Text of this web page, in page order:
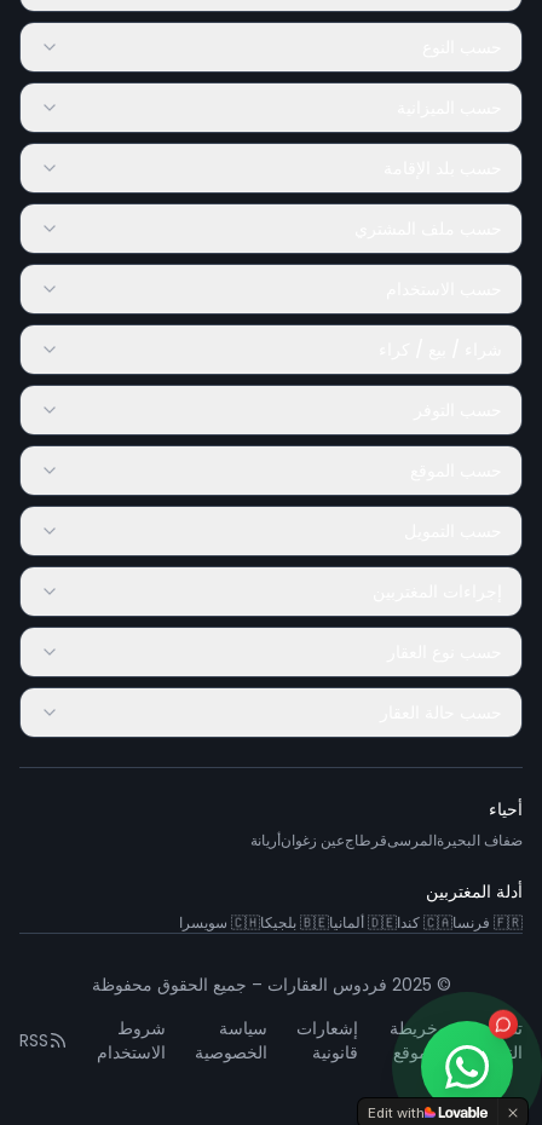
أحياء
ضفاف البحيرةالمرسىقرطاجعين زغوانأريانة
أدلة المغتربين
🇫🇷 فرنسا🇨🇦كندا🇩🇪ألمانيا🇧🇪بلجيكا🇨🇭 سويسرا
© 2025 فردوس العقارات – جميع الحقوق محفوظة
تشخيص
النظام
خريطة
الموقع
إشعارات
قانونية
سياسة
الخصوصية
شروط
الاستخدام
RSS
Edit with